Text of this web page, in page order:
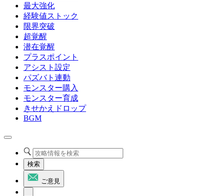
最大強化
経験値ストック
限界突破
超覚醒
潜在覚醒
プラスポイント
アシスト設定
パズバト連動
モンスター購入
モンスター育成
きせかえドロップ
BGM
検索
ご意見